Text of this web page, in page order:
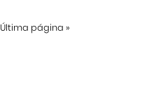
Última página »